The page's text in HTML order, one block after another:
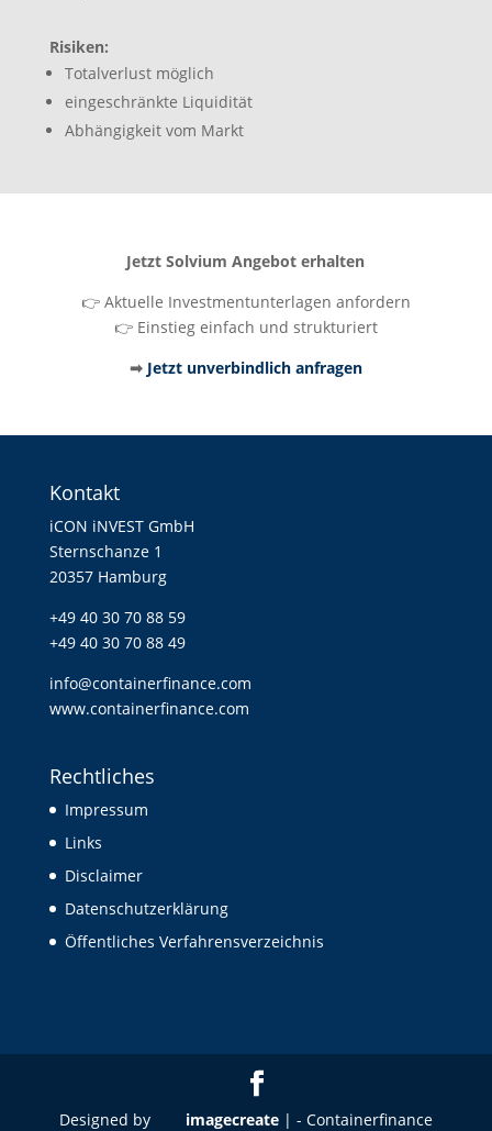
Risiken:
Totalverlust möglich
eingeschränkte Liquidität
Abhängigkeit vom Markt
Jetzt Solvium Angebot erhalten
👉 Aktuelle Investmentunterlagen anfordern
👉 Einstieg einfach und strukturiert
➡ Jetzt unverbindlich anfragen
Kontakt
iCON iNVEST GmbH
Sternschanze 1
20357 Hamburg
+49 40 30 70 88 59
+49 40 30 70 88 49
info@containerfinance.com
www.containerfinance.com
Rechtliches
Impressum
Links
Disclaimer
Datenschutzerklärung
Öffentliches Verfahrensverzeichnis
Designed by imagecreate| - Containerfinance